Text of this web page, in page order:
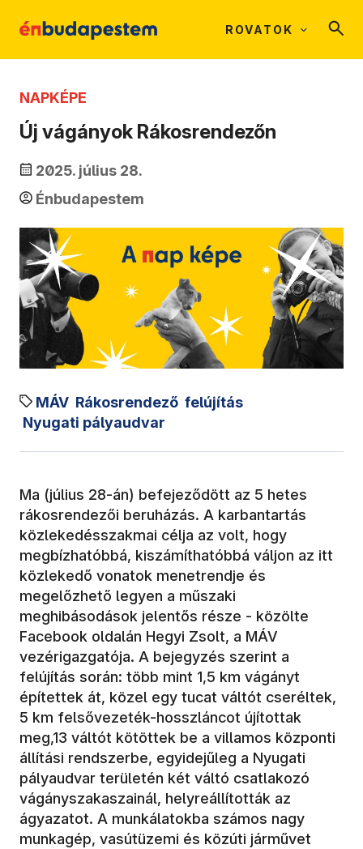
ROVATOK
NAPKÉPE
Új vágányok Rákosrendezőn
2025. július 28.
Énbudapestem
MÁV Rákosrendező felújítás
Nyugati pályaudvar
Ma (július 28-án) befejeződött az 5 hetes
rákosrendezői beruházás. A karbantartás
közlekedésszakmai célja az volt, hogy
megbízhatóbbá, kiszámíthatóbbá váljon az itt
közlekedő vonatok menetrendje és
megelőzhető legyen a műszaki
meghibásodások jelentős része - közölte
Facebook oldalán Hegyi Zsolt, a MÁV
vezérigazgatója. A bejegyzés szerint a
felújítás során: több mint 1,5 km vágányt
építettek át, közel egy tucat váltót cseréltek,
5 km felsővezeték-hosszláncot újítottak
meg,13 váltót kötöttek be a villamos központi
állítási rendszerbe, egyidejűleg a Nyugati
pályaudvar területén két váltó csatlakozó
vágányszakaszainál, helyreállították az
ágyazatot. A munkálatokba számos nagy
munkagép, vasútüzemi és közúti járművet